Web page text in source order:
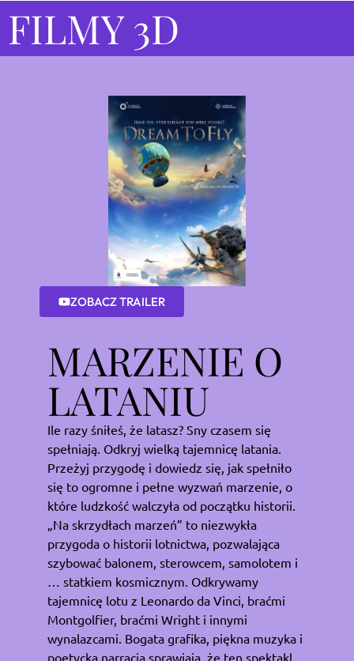
FILMY 3D
ZOBACZ TRAILER
MARZENIE O
LATANIU
Ile razy śniłeś, że latasz? Sny czasem się
spełniają. Odkryj wielką tajemnicę latania.
Przeżyj przygodę i dowiedz się, jak spełniło
się to ogromne i pełne wyzwań marzenie, o
które ludzkość walczyła od początku historii.
„Na skrzydłach marzeń” to niezwykła
przygoda o historii lotnictwa, pozwalająca
szybować balonem, sterowcem, samolotem i
… statkiem kosmicznym. Odkrywamy
tajemnicę lotu z Leonardo da Vinci, braćmi
Montgolfier, braćmi Wright i innymi
wynalazcami. Bogata grafika, piękna muzyka i
poetycka narracja sprawiają, że ten spektakl